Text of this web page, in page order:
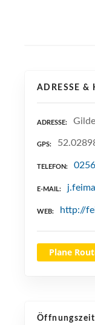
ADRESSE &
ADRESSE
GPS
TELEFON
E-MAIL
WEB http://
Plane